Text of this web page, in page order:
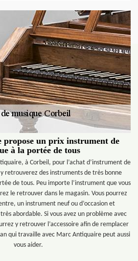
un prix instrument de
à la portée de tous
à Corbeil, pour l’achat d’instrument de
retrouverez des instruments de très bonne
de tous. Peu importe l’instrument que vous
le retrouver dans le magasin. Vous pourrez
un instrument neuf ou d’occasion et
abordable. Si vous avez un problème avec
y retrouver l’accessoire afin de remplacer
qui travaille avec Marc Antiquaire peut aussi
vous aider.